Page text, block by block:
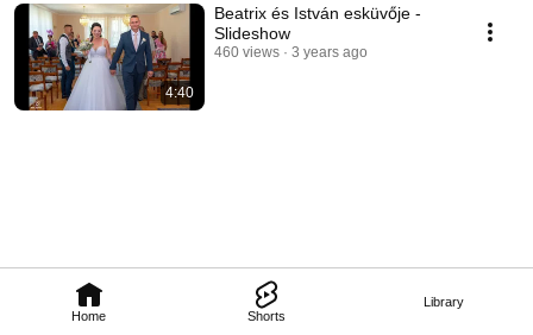
Home Shorts
Library
4:40
Beatrix és István esküvője -
Slideshow
460 views 3 years ago